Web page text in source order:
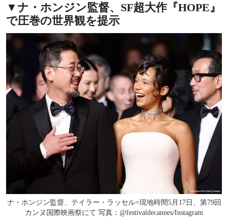
▼ナ・ホンジン監督、SF超大作『HOPE』
で圧巻の世界観を提示
ナ・ホンジン監督、テイラー・ラッセル=現地時間5月17日、第79回
カンヌ国際映画祭にて 写真：@festivaldecannes/Instagram